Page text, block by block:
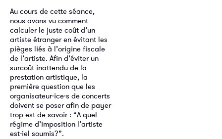
Au cours de cette séance,
nous avons vu comment
calculer le juste coût d’un
artiste étranger en évitant les
pièges liés à l’origine fiscale
de l’artiste. Afin d’éviter un
surcoût inattendu de la
prestation artistique, la
première question que les
organisateur·ice·s de concerts
doivent se poser afin de payer
trop est de savoir : “A quel
régime d’imposition l’artiste
est-iel soumis?”.